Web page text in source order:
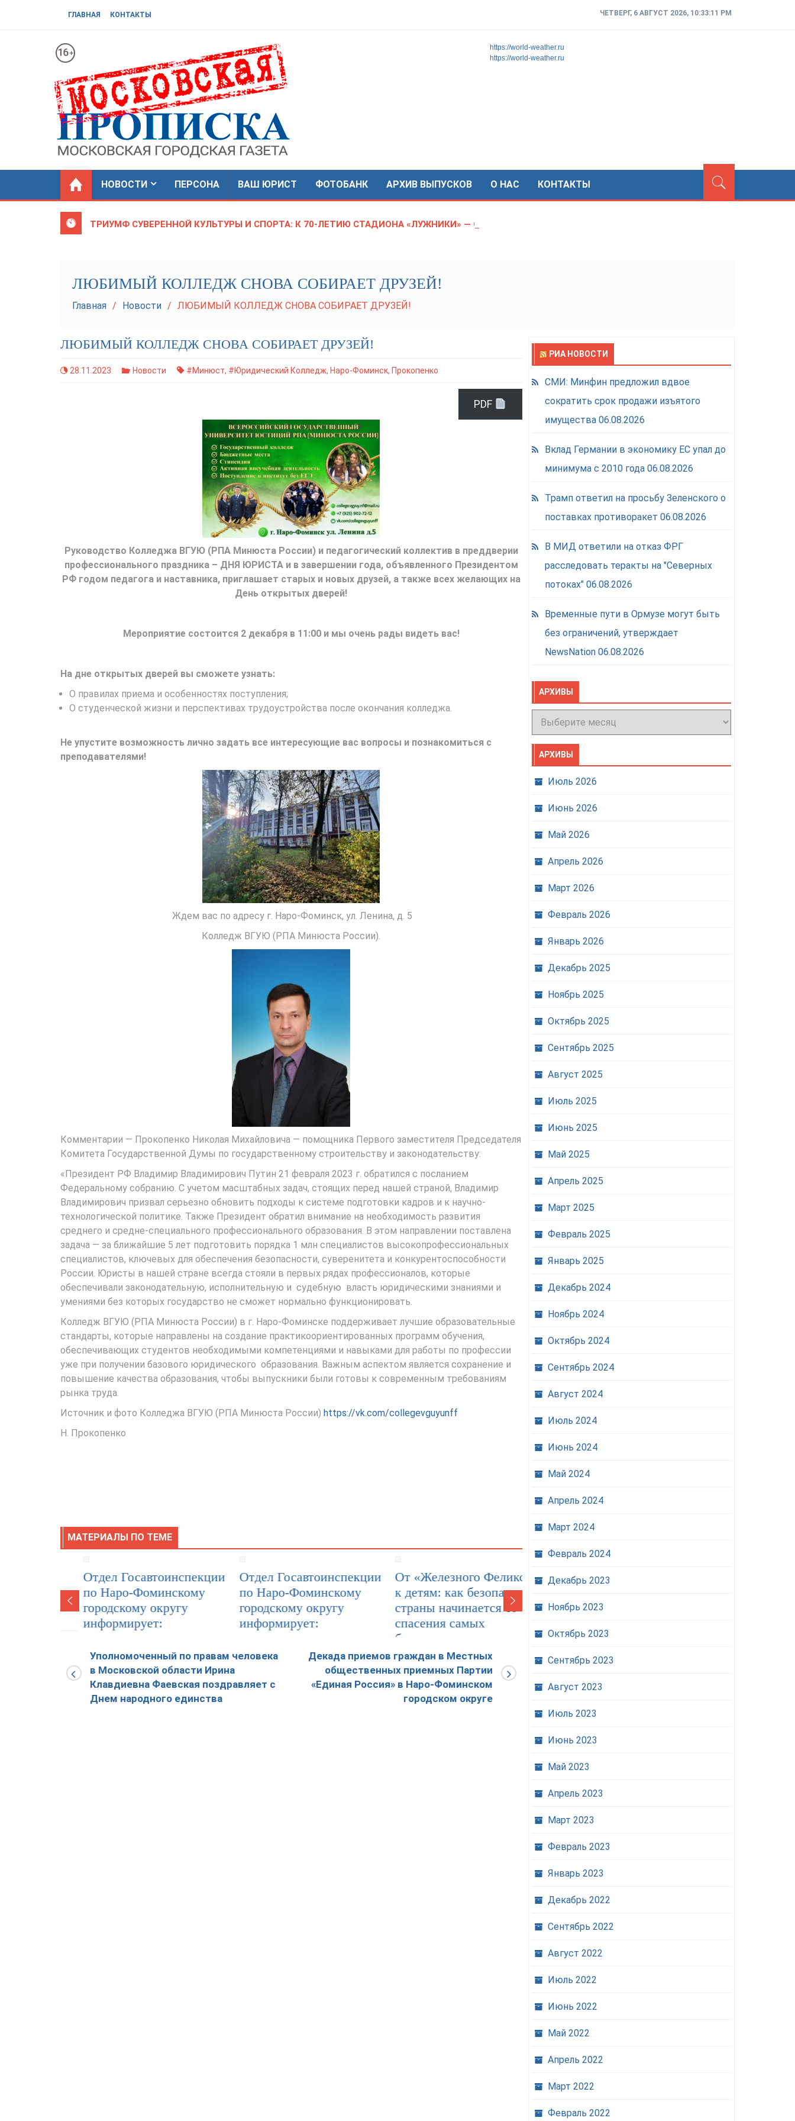
ГЛАВНАЯ КОНТАКТЫ ЧЕТВЕРГ, 6 АВГУСТ 2026, 10:33:12 PM
https://world-weather.ru
https://world-weather.ru
НОВОСТИ ПЕРСОНА ВАШ ЮРИСТ ФОТОБАНК АРХИВ ВЫПУСКОВ О НАС КОНТАКТЫ
ТРИУМФ СУВЕРЕННОЙ КУЛЬТУРЫ И СПОРТА: К 70-ЛЕТИЮ СТАДИОНА «ЛУЖНИКИ» — ОТ СОВЕТСКОГО ФЛАГМАНА ДО СЛУЖБЫ БЕЗОПАСНОСТИ
ЛЮБИМЫЙ КОЛЛЕДЖ СНОВА СОБИРАЕТ ДРУЗЕЙ!
Главная Новости ЛЮБИМЫЙ КОЛЛЕДЖ СНОВА СОБИРАЕТ ДРУЗЕЙ!
ЛЮБИМЫЙ КОЛЛЕДЖ СНОВА СОБИРАЕТ ДРУЗЕЙ!
28.11.2023 Новости #Минюст, #Юридический Колледж, Наро-Фоминск, Прокопенко
PDF
Руководство Колледжа ВГУЮ (РПА Минюста России) и педагогический коллектив в преддверии
профессионального праздника – ДНЯ ЮРИСТА и в завершении года, объявленного Президентом
РФ годом педагога и наставника, приглашает старых и новых друзей, а также всех желающих на
День открытых дверей!
Мероприятие состоится 2 декабря в 11:00 и мы очень рады видеть вас!
На дне открытых дверей вы сможете узнать:
О правилах приема и особенностях поступления;
О студенческой жизни и перспективах трудоустройства после окончания колледжа.
Не упустите возможность лично задать все интересующие вас вопросы и познакомиться с
преподавателями!
Ждем вас по адресу г. Наро-Фоминск, ул. Ленина, д. 5
Колледж ВГУЮ (РПА Минюста России).
Комментарии — Прокопенко Николая Михайловича — помощника Первого заместителя Председателя
Комитета Государственной Думы по государственному строительству и законодательству:
«Президент РФ Владимир Владимирович Путин 21 февраля 2023 г. обратился с посланием
Федеральному собранию. С учетом масштабных задач, стоящих перед нашей страной, Владимир
Владимирович призвал серьезно обновить подходы к системе подготовки кадров и к научно-
технологической политике. Также Президент обратил внимание на необходимость развития
среднего и средне-специального профессионального образования. В этом направлении поставлена
задача — за ближайшие 5 лет подготовить порядка 1 млн специалистов высокопрофессиональных
специалистов, ключевых для обеспечения безопасности, суверенитета и конкурентоспособности
России. Юристы в нашей стране всегда стояли в первых рядах профессионалов, которые
обеспечивали законодательную, исполнительную и судебную власть юридическими знаниями и
умениями без которых государство не сможет нормально функционировать.
Колледж ВГУЮ (РПА Минюста России) в г. Наро-Фоминске поддерживает лучшие образовательные
стандарты, которые направлены на создание практикоориентированных программ обучения,
обеспечивающих студентов необходимыми компетенциями и навыками для работы по профессии
уже при получении базового юридического образования. Важным аспектом является сохранение и
повышение качества образования, чтобы выпускники были готовы к современным требованиям
рынка труда.
Источник и фото Колледжа ВГУЮ (РПА Минюста России) https://vk.com/collegevguyunff
Н. Прокопенко
МАТЕРИАЛЫ ПО ТЕМЕ
Отдел Госавтоинспекции
по Наро-Фоминскому
городскому округу
информирует:
Отдел Госавтоинспекции
по Наро-Фоминскому
городскому округу
информирует:
От «Железного Феликса»
к детям: как безопасность
страны начинается со
спасения самых
беззащитных
Председатель Комиссии
по делам
несовершеннолетних и
защите их прав Наро-
Фоминского городского
округа Светлана
Михайловна Малыхина:
«Защита прав
несовершеннолетних, чьи
родители, родственники
— участники СВО —
приоритет работы КДН»
06.02.2025
запретили
Уполномоченный по правам человека
в Московской области Ирина
Клавдиевна Фаевская поздравляет с
Днем народного единства
Декада приемов граждан в Местных
общественных приемных Партии
«Единая Россия» в Наро-Фоминском
городском округе
РИА НОВОСТИ
СМИ: Минфин предложил вдвое
сократить срок продажи изъятого
имущества 06.08.2026
Вклад Германии в экономику ЕС упал до
минимума с 2010 года 06.08.2026
Трамп ответил на просьбу Зеленского о
поставках противоракет 06.08.2026
В МИД ответили на отказ ФРГ
расследовать теракты на "Северных
потоках" 06.08.2026
Временные пути в Ормузе могут быть
без ограничений, утверждает
NewsNation 06.08.2026
АРХИВЫ
Архивы
АРХИВЫ
Июль 2026
Июнь 2026
Май 2026
Апрель 2026
Март 2026
Февраль 2026
Январь 2026
Декабрь 2025
Ноябрь 2025
Октябрь 2025
Сентябрь 2025
Август 2025
Июль 2025
Июнь 2025
Май 2025
Апрель 2025
Март 2025
Февраль 2025
Январь 2025
Декабрь 2024
Ноябрь 2024
Октябрь 2024
Сентябрь 2024
Август 2024
Июль 2024
Июнь 2024
Май 2024
Апрель 2024
Март 2024
Февраль 2024
Декабрь 2023
Ноябрь 2023
Октябрь 2023
Сентябрь 2023
Август 2023
Июль 2023
Июнь 2023
Май 2023
Апрель 2023
Март 2023
Февраль 2023
Январь 2023
Декабрь 2022
Сентябрь 2022
Август 2022
Июль 2022
Июнь 2022
Май 2022
Апрель 2022
Март 2022
Февраль 2022